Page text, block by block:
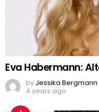
Eva Habermann:
by Jessika Bergmann
4 years ago